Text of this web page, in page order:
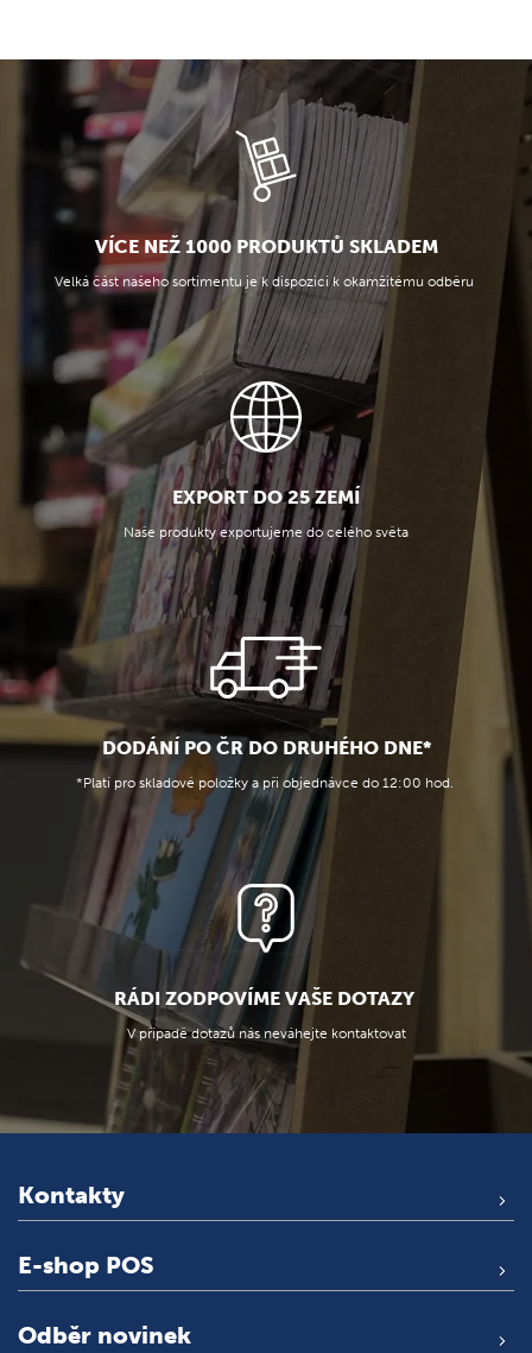
VÍCE NEŽ 1000 PRODUKTŮ SKLADEM
Velká část našeho sortimentu je k dispozici k okamžitému odběru
EXPORT DO 25 ZEMÍ
Naše produkty exportujeme do celého světa
DODÁNÍ PO ČR DO DRUHÉHO DNE*
*Platí pro skladové položky a při objednávce do 12:00 hod.
RÁDI ZODPOVÍME VAŠE DOTAZY
V případě dotazů nás neváhejte kontaktovat
Kontakty
E-shop POS
Odběr novinek